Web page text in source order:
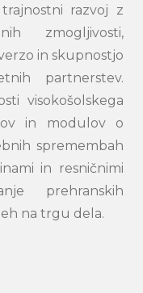
razvoj z
zmogljivosti,
in skupnostjo
partnerstev.
visokošolskega
in modulov o
spremembah
in resničnimi
prehranskih
na trgu dela.